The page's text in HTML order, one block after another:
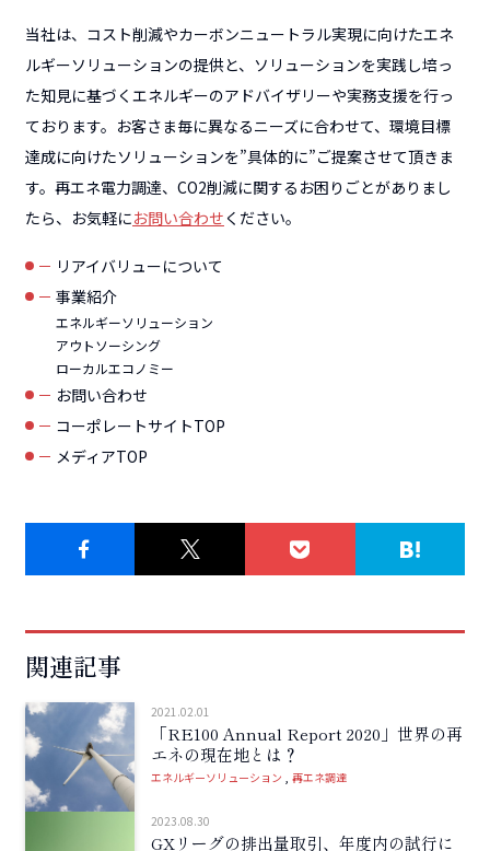
当社は、コスト削減やカーボンニュートラル実現に向けたエネ
ルギーソリューションの提供と、ソリューションを実践し培っ
た知見に基づくエネルギーのアドバイザリーや実務支援を行っ
ております。お客さま毎に異なるニーズに合わせて、環境目標
達成に向けたソリューションを”具体的に”ご提案させて頂きま
す。再エネ電力調達、CO2削減に関するお困りごとがありまし
たら、お気軽にお問い合わせ ください。
リアイバリューについて
事業紹介
エネルギーソリューション
アウトソーシング
ローカルエコノミー
お問い合わせ
コーポレートサイトTOP
メディアTOP
関連記事
2021.02.01
「RE100 Annual Report 2020」世界の再
エネの現在地とは？
エネルギーソリューション 再エネ調達
2023.08.30
GXリーグの排出量取引、年度内の試行に